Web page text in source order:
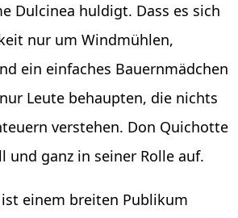
Dulcinea huldigt. Dass es sich
nur um Windmühlen,
ein einfaches Bauernmädchen
Leute behaupten, die nichts
verstehen. Don Quichotte
und ganz in seiner Rolle auf.
einem breiten Publikum